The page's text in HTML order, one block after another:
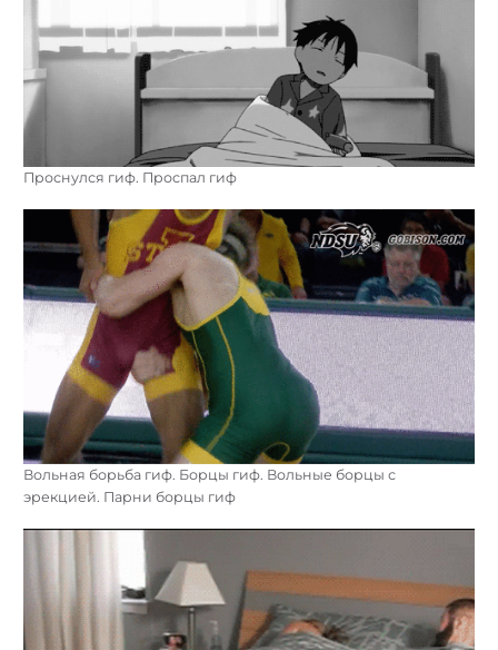
Проснулся гиф. Проспал гиф
Вольная борьба гиф. Борцы гиф. Вольные борцы с
эрекцией. Парни борцы гиф